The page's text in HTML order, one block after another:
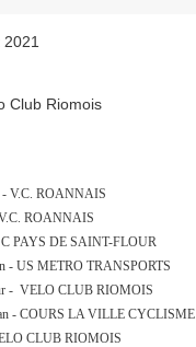
Club Riomois
V.C. ROANNAIS
ROANNAIS
PAYS DE SAINT-FLOUR
- US METRO TRANSPORTS
- VELO CLUB RIOMOIS
- COURS LA VILLE CYCLISME
CLUB RIOMOIS